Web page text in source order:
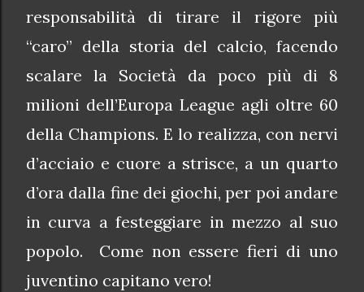
responsabilità di tirare il rigore più
“caro” della storia del calcio, facendo
scalare la Società da poco più di 8
milioni dell’Europa League agli oltre 60
della Champions. E lo realizza, con nervi
d’acciaio e cuore a strisce, a un quarto
d’ora dalla fine dei giochi, per poi andare
in curva a festeggiare in mezzo al suo
popolo. Come non essere fieri di uno
juventino capitano vero!